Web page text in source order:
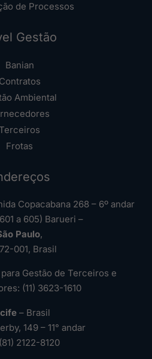
de Processos
Gestão
Banian
Contratos
Ambiental
Frotas
Copacabana 268 – 6º andar
a 605) Barueri –
Paulo,
001, Brasil
Gestão de Terceiros e
(11) 3623-1610
– Brasil
149 – 11° andar
2122-8120